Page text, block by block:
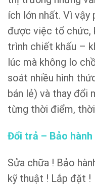
ích lớn nhất. Vì vậy
được việc tổ chức,
trình chiết khấu –
lúc mà không lo
soát nhiều hình
bán lẻ) và thay đổi
từng thời điểm,
Đổi trả – Bảo
Sửa chữa ! Bảo
kỹ thuật ! Lắp đặt !